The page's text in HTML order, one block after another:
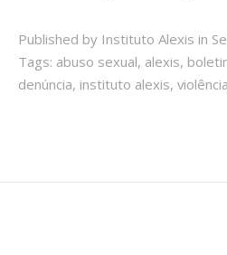
Published by Instituto Alexis in
Tags: abuso sexual, alexis,
denúncia, instituto alexis,